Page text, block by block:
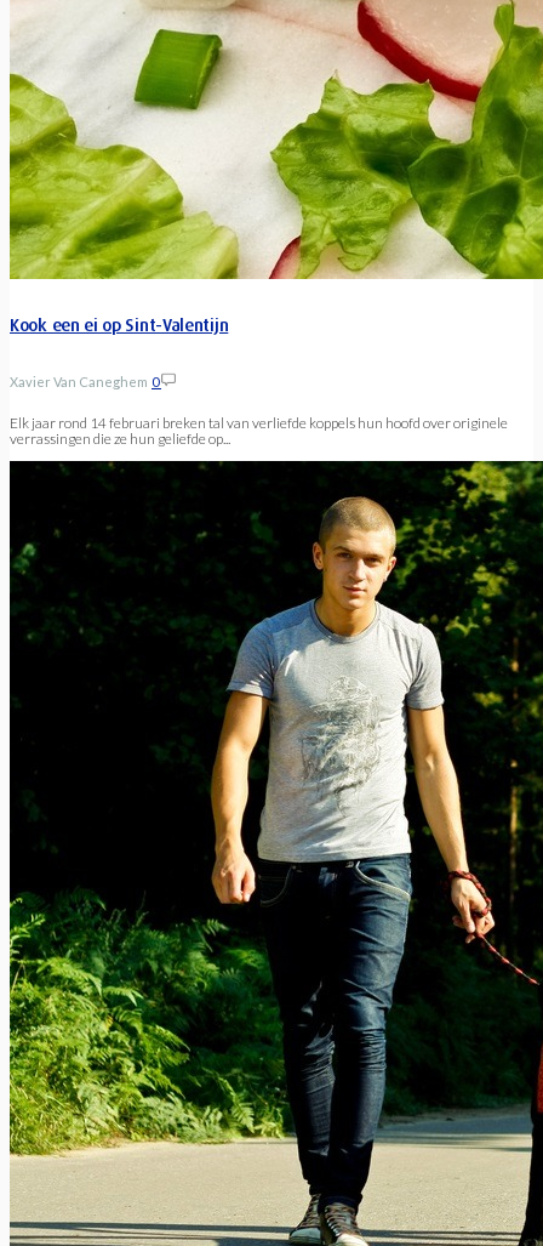
Kook een ei op Sint-Valentijn
Xavier Van Caneghem 0
Elk jaar rond 14 februari breken tal van verliefde koppels hun hoofd over originele
verrassingen die ze hun geliefde op...